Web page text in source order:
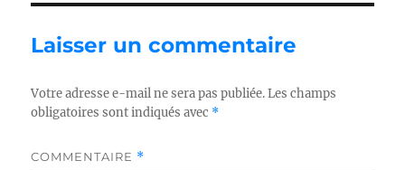
Laisser un commentaire
Votre adresse e-mail ne sera pas publiée. Les champs
obligatoires sont indiqués avec *
COMMENTAIRE *